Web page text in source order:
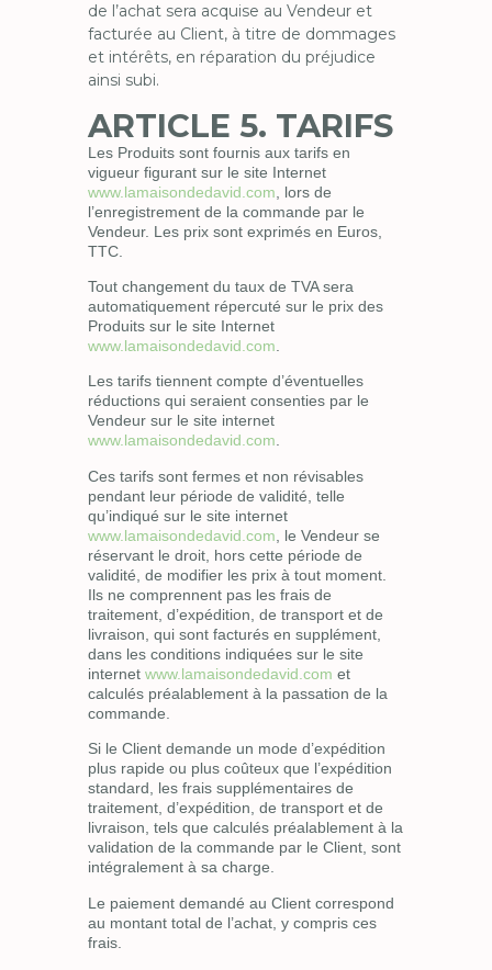
de l’achat sera acquise au Vendeur et
facturée au Client, à titre de dommages
et intérêts, en réparation du préjudice
ainsi subi.
ARTICLE 5. TARIFS
Les Produits sont fournis aux tarifs en
vigueur figurant sur le site Internet
www.lamaisondedavid.com , lors de
l’enregistrement de la commande par le
Vendeur. Les prix sont exprimés en Euros,
TTC.
Tout changement du taux de TVA sera
automatiquement répercuté sur le prix des
Produits sur le site Internet
www.lamaisondedavid.com
Les tarifs tiennent compte d’éventuelles
réductions qui seraient consenties par le
Vendeur sur le site internet
www.lamaisondedavid.com.
Ces tarifs sont fermes et non révisables
pendant leur période de validité, telle
qu’indiqué sur le site internet
www.lamaisondedavid.com , le Vendeur se
réservant le droit, hors cette période de
validité, de modifier les prix à tout moment.
Ils ne comprennent pas les frais de
traitement, d’expédition, de transport et de
livraison, qui sont facturés en supplément,
dans les conditions indiquées sur le site
internet www.lamaisondedavid.com et
calculés préalablement à la passation de la
commande.
Si le Client demande un mode d’expédition
plus rapide ou plus coûteux que l’expédition
standard, les frais supplémentaires de
traitement, d’expédition, de transport et de
livraison, tels que calculés préalablement à la
validation de la commande par le Client, sont
intégralement à sa charge.
Le paiement demandé au Client correspond
au montant total de l’achat, y compris ces
frais.